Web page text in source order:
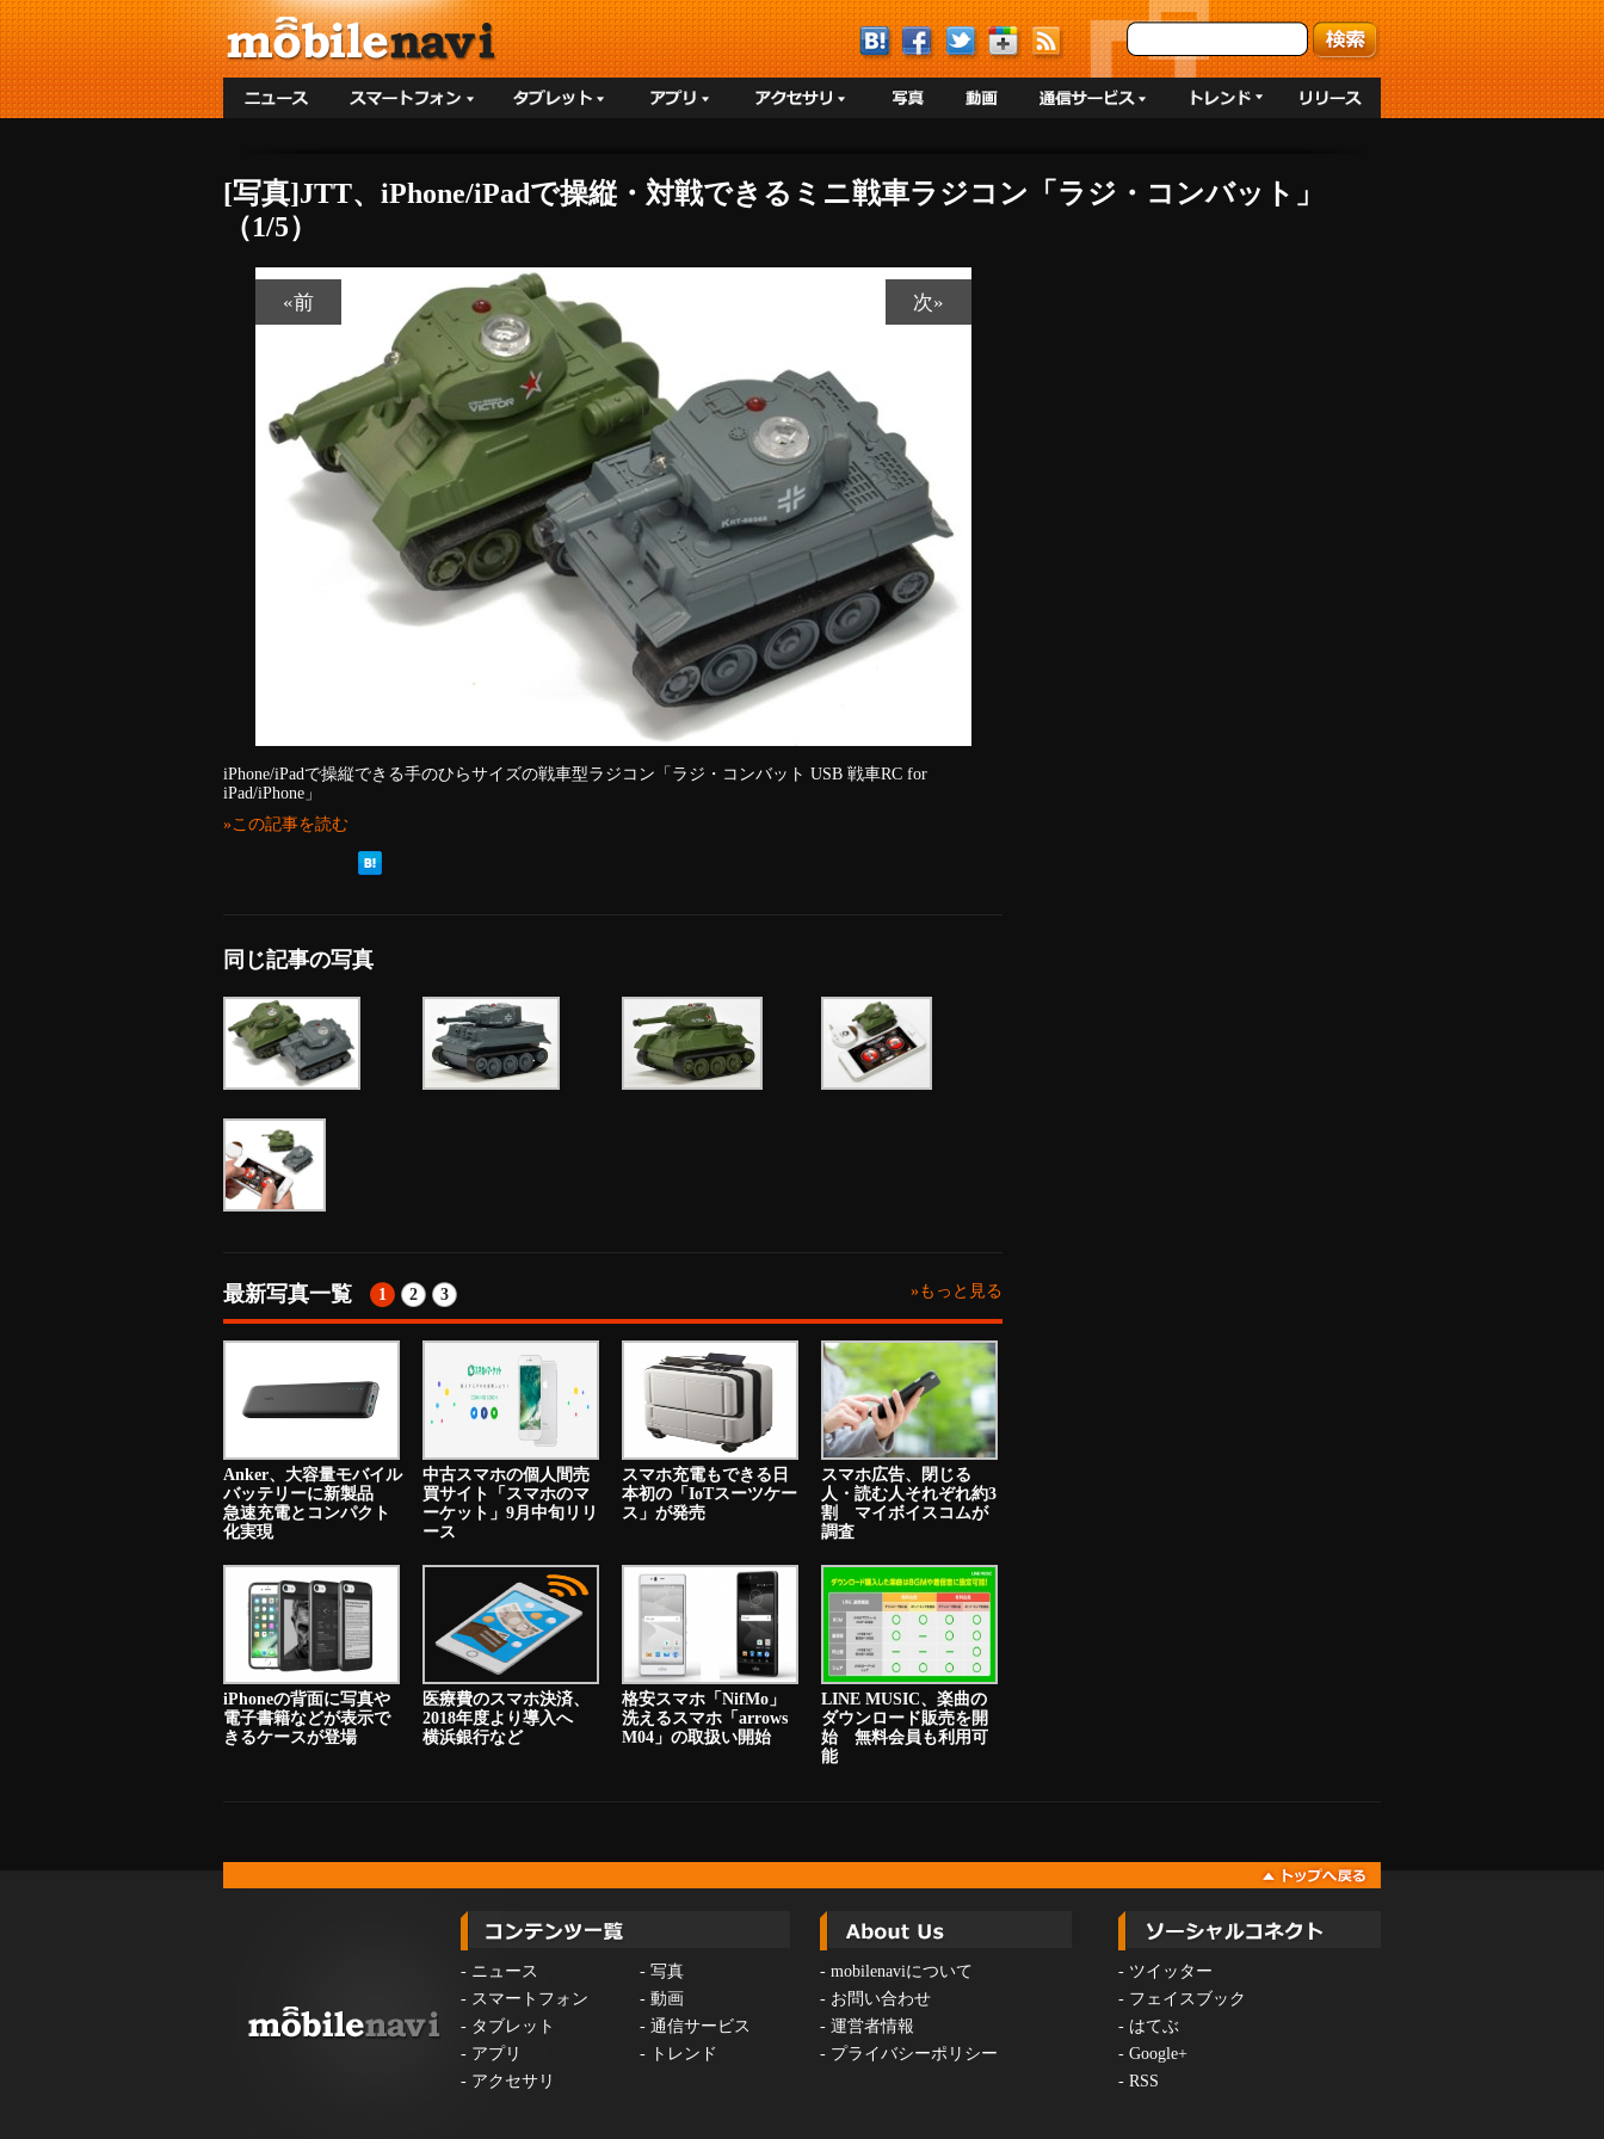
[写真]JTT、iPhone/iPadで操縦・対戦できるミニ戦車ラジコン「ラジ・コンバット」
（1/5）
«前 次»
iPhone/iPadで操縦できる手のひらサイズの戦車型ラジコン「ラジ・コンバット USB 戦車RC for
iPad/iPhone」
»この記事を読む
同じ記事の写真
最新写真一覧 »もっと見る
1 2 3
Anker、大容量モバイル
バッテリーに新製品
急速充電とコンパクト
化実現
中古スマホの個人間売
買サイト「スマホのマ
ーケット」9月中旬リリ
ース
スマホ充電もできる日
本初の「IoTスーツケー
ス」が発売
スマホ広告、閉じる
人・読む人それぞれ約3
割 マイボイスコムが
調査
iPhoneの背面に写真や
電子書籍などが表示で
きるケースが登場
医療費のスマホ決済、
2018年度より導入へ
横浜銀行など
格安スマホ「NifMo」
洗えるスマホ「arrows
M04」の取扱い開始
LINE MUSIC、楽曲の
ダウンロード販売を開
始 無料会員も利用可
能
- ニュース - 写真
- スマートフォン - 動画
- タブレット - 通信サービス
- アプリ -
トレンド
- アクセサリ
- mobilenaviについて
- お問い合わせ
- 運営者情報
- プライバシーポリシー
- ツイッター
- フェイスブック
- はてぶ
- Google+
- RSS